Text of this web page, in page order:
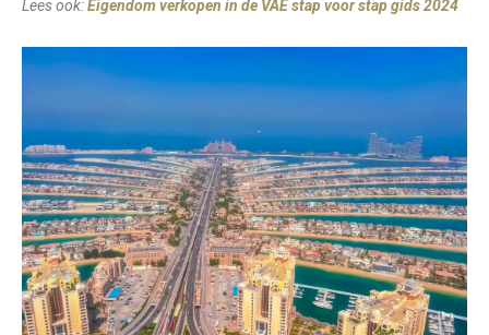
Lees ook:Eigendom verkopen in de VAE stap voor stap gids 2024